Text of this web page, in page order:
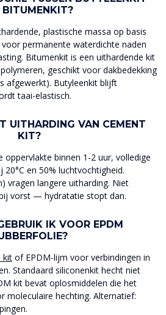
BITUMENKIT?
plastische massa op basis
permanente waterdichte naden
Bitumenkit is een uithardende kit
geschikt voor dakbedekking
afgewerkt). Butyleenkit blijft
taai-elastisch.
UITHARDING VAN CEMENT
KIT?
binnen 1-2 uur, volledige
en 50% luchtvochtigheid.
vragen langere uitharding. Niet
vorst — hydratatie stopt dan.
IK VOOR EPDM
kit of EPDM-lijm voor verbindingen in
Standaard siliconenkit hecht niet
kit bevat oplosmiddelen die het
moleculaire hechting. Alternatief: